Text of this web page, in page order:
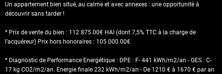
Un appartement bien situé, au calme et avec annexes : une opportunité à
découvrir sans tarder !
* Prix de vente du bien : 112 875.00€ HAI (dont 7,5% TTC à la charge de
l’acquéreur) Prix hors honoraires : 105 000.00€
* Diagnostic de Performance Energétique : DPE : F- 441 kWh/m2/an - GES : C-
17 kg CO2/m2/an. Energie finale 232 kWh/m2/an - De 1210 € à 1670 € par an